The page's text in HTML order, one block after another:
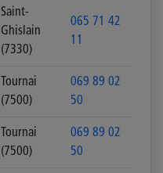
Saint-
Ghislain
(7330)
065 71 42
11
Tournai
(7500)
069 89 02
50
Tournai
(7500)
069 89 02
50